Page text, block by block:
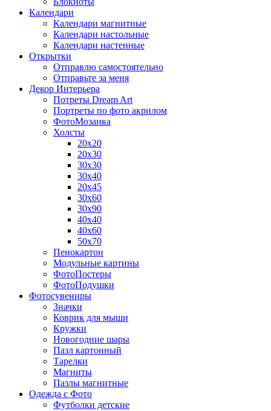
Календари
Календари магнитные
Календари настольные
Календари настенные
Открытки
Отправлю самостоятельно
Отправьте за меня
Декор Интерьера
Потреты Dream Art
Портреты по фото акрилом
ФотоМозаика
Холсты
20х20
20х30
30х30
30х40
20х45
30х60
30х90
40х40
40х60
50х70
Пенокартон
Модульные картины
ФотоПостеры
ФотоПодушки
Фотоcувениры
Значки
Коврик для мыши
Кружки
Новогодние шары
Пазл картонный
Тарелки
Магниты
Пазлы магнитные
Одежда с Фото
Футболки детские